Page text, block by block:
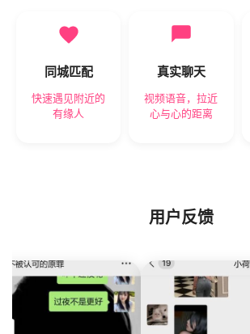
同城匹配
快速遇见附近的
有缘人
真实聊天
视频语音，拉近
心与心的距离
用户反馈